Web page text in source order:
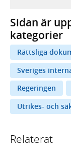
Sidan är
kategorier
Rättsliga
Sveriges
Regeringen
Utrikes- och
Relaterat